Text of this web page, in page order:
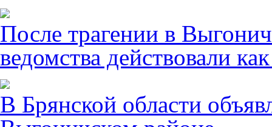
После трагении в
ведомства действовали
В Брянской области